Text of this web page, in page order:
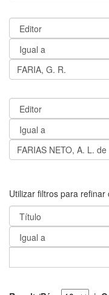
Utilizar filtros para